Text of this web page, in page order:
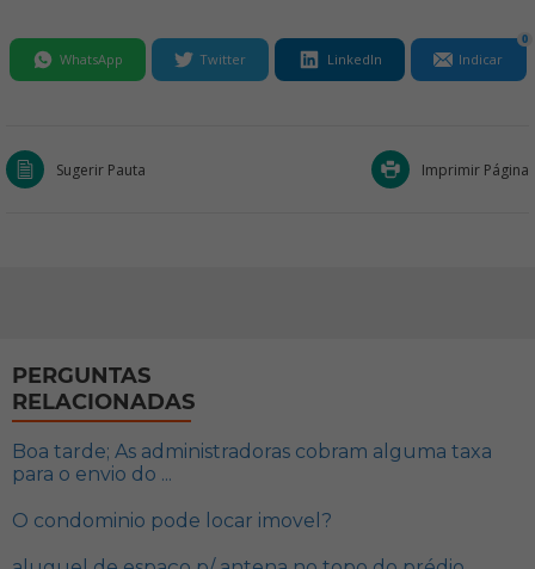
WhatsApp Twitter LinkedIn Indicar
0
Sugerir Pauta Imprimir Página
PERGUNTAS
RELACIONADAS
Boa tarde; As administradoras cobram alguma taxa
para o envio do ...
O condominio pode locar imovel?